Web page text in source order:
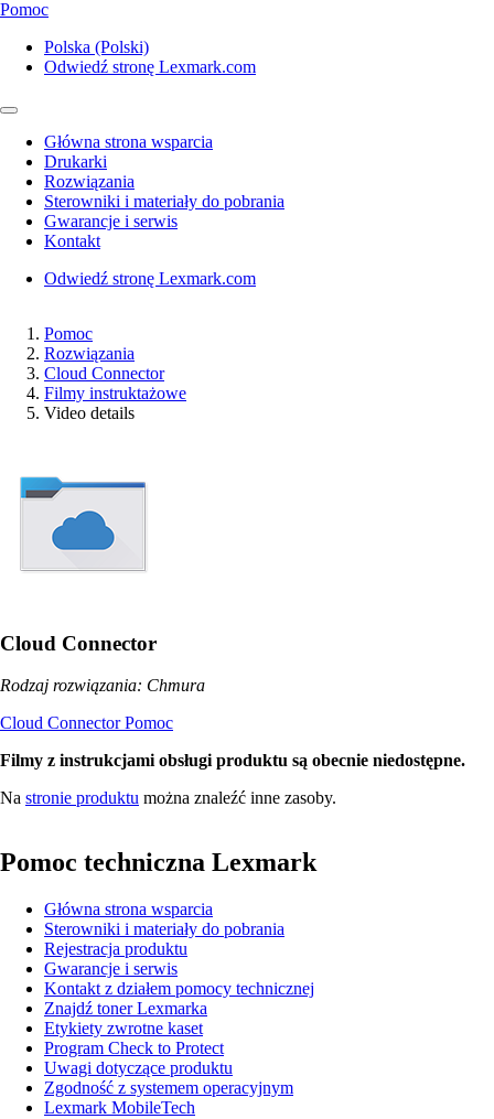
Pomoc
Polska (Polski)
Odwiedź stronę Lexmark.com
Główna strona wsparcia
Drukarki
Rozwiązania
Sterowniki i materiały do pobrania
Gwarancje i serwis
Kontakt
Odwiedź stronę Lexmark.com
Pomoc
Rozwiązania
Cloud Connector
Filmy instruktażowe
Video details
Cloud Connector
Rodzaj rozwiązania: Chmura
Cloud Connector Pomoc
Filmy z instrukcjami obsługi produktu są obecnie niedostępne.
Na stronie produktu można znaleźć inne zasoby.
Pomoc techniczna Lexmark
Główna strona wsparcia
Sterowniki i materiały do pobrania
Rejestracja produktu
Gwarancje i serwis
Kontakt z działem pomocy technicznej
Znajdź toner Lexmarka
Etykiety zwrotne kaset
Program Check to Protect
Uwagi dotyczące produktu
Zgodność z systemem operacyjnym
Lexmark MobileTech